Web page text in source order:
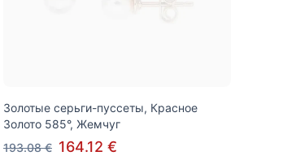
Золотые серьги-пуссеты, Красное
Золото 585°, Жемчуг
193.08 € 164.12 €